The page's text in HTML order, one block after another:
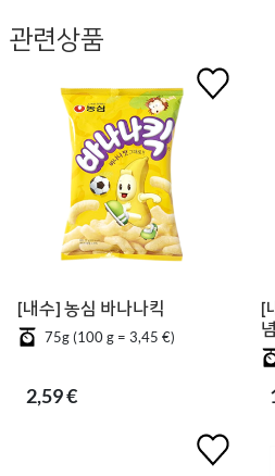
관련상품
[내수] 농심 바나나킥
75g (100 g = 3,45 €)
2,59 €
[